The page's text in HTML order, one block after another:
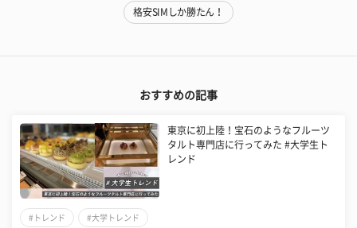
格安SIMしか勝たん！
おすすめの記事
東京に初上陸！宝石のようなフルーツ
タルト専門店に行ってみた #大学生ト
レンド
#トレンド #大学トレンド